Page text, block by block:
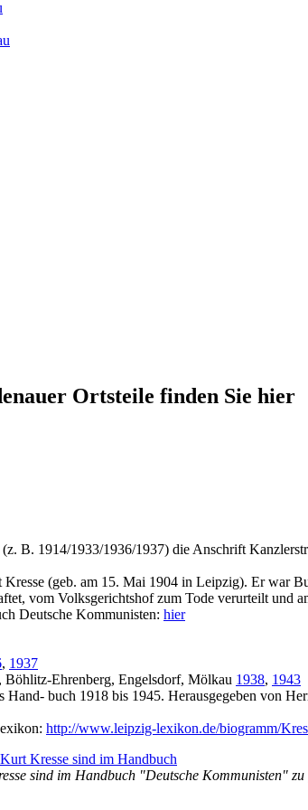
Ortsteile finden Sie hier
B. 1914/1933/1936/1937) die Anschrift
(geb. am 15. Mai 1904 in Leipzig). Er war
vom Volksgerichtshof zum Tode verurteilt und
Deutsche Kommunisten: hier
, 1937
Ehrenberg, Engelsdorf, Mölkau 1938, 1943
Hand- buch 1918 bis 1945. Herausgegeben von
http://www.leipzig-lexikon.de/biogramm/
sind im Handbuch "Deutsche Kommunisten" zu